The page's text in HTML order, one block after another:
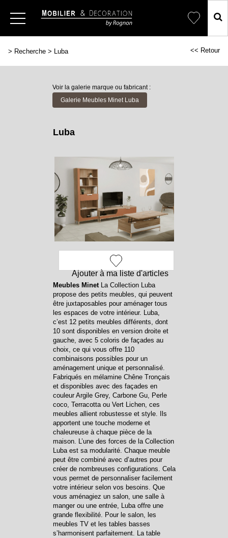
> Recherche > Luba << Retour
Voir la galerie marque ou fabricant :
Galerie Meubles Minet Luba
Ajouter à ma liste d'articles
Luba
Meubles MinetLa Collection Luba
propose des petits meubles, qui peuvent
être juxtaposables pour aménager tous
les espaces de votre intérieur. Luba,
c’est 12 petits meubles différents, dont
10 sont disponibles en version droite et
gauche, avec 5 coloris de façades au
choix, ce qui vous offre 110
combinaisons possibles pour un
aménagement unique et personnalisé.
Fabriqués en mélamine Chêne Tronçais
et disponibles avec des façades en
couleur Argile Grey, Carbone Gu, Perle
coco, Terracotta ou Vert Lichen, ces
meubles allient robustesse et style. Ils
apportent une touche moderne et
chaleureuse à chaque pièce de la
maison. L’une des forces de la Collection
Luba est sa modularité. Chaque meuble
peut être combiné avec d’autres pour
créer de nombreuses configurations. Cela
vous permet de personnaliser facilement
votre intérieur selon vos besoins. Que
vous aménagiez un salon, une salle à
manger ou une entrée, Luba offre une
grande flexibilité. Pour le salon, les
meubles TV et les tables basses
s’harmonisent parfaitement. La table